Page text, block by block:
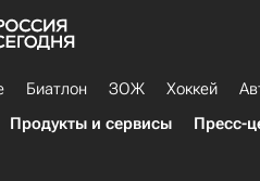
Биатлон ЗОЖ Хоккей
Продукты и сервисы Пресс-